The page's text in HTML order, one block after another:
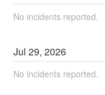
No incidents reported.
Jul29,2026
No incidents reported.